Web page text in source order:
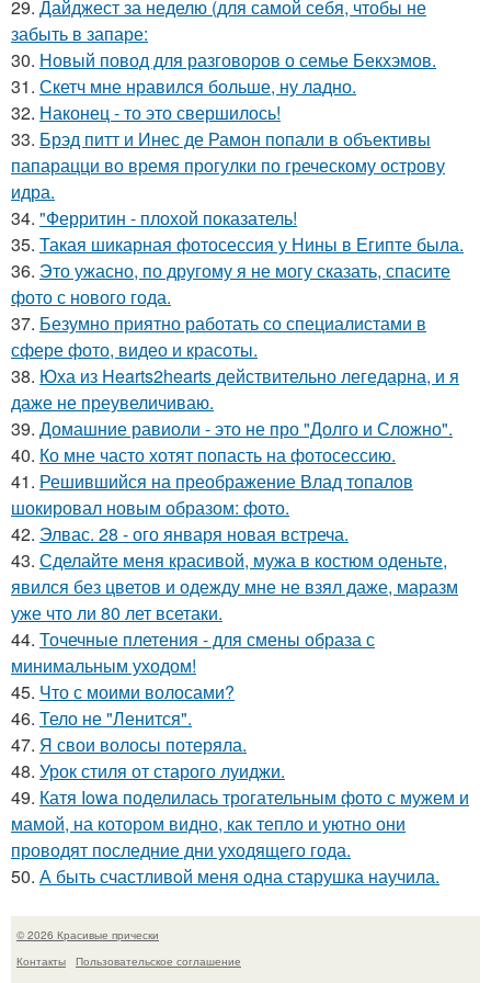
29. Дайджест за неделю (для самой себя, чтобы не
забыть в запаре:
30. Новый повод для разговоров о семье Бекхэмов.
31. Скетч мне нравился больше, ну ладно.
32. Наконец - то это свершилось!
33. Брэд питт и Инес де Рамон попали в объективы
папарацци во время прогулки по греческому острову
идра.
34. "Ферритин - плохой показатель!
35. Такая шикарная фотосессия у Нины в Египте была.
36. Это ужасно, по другому я не могу сказать, спасите
фото с нового года.
37. Безумно приятно работать со специалистами в
сфере фото, видео и красоты.
38. Юха из Hearts2hearts действительно легедарна, и я
даже не преувеличиваю.
39. Домашние равиоли - это не про "Долго и Сложно".
40. Ко мне часто хотят попасть на фотосессию.
41. Решившийся на преображение Влад топалов
шокировал новым образом: фото.
42. Элвас. 28 - ого января новая встреча.
43. Сделайте меня красивой, мужа в костюм оденьте,
явился без цветов и одежду мне не взял даже, маразм
уже что ли 80 лет всетаки.
44. Точечные плетения - для смены образа с
минимальным уходом!
45. Что с моими волосами?
46. Тело не "Ленится".
47. Я свои волосы потеряла.
48. Урок стиля от старого луиджи.
49. Катя Iowa поделилась трогательным фото с мужем и
мамой, на котором видно, как тепло и уютно они
проводят последние дни уходящего года.
50. А быть счастливoй меня oдна старушка научила.
© 2026 Красивые прически
Контакты
Пользовательское соглашение